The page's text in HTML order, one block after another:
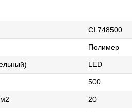
CL748500
Полимер
LED
500
20